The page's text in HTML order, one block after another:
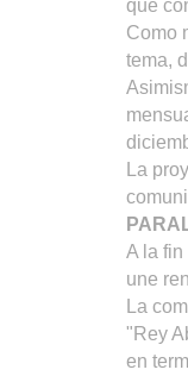
que
Como
tema,
La
A la
une
La
"Rey
en